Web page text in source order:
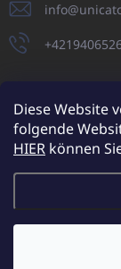
Diese Website
folgende
HIER können
info@
UNICATO.sk
Copyright
Zusätzliche